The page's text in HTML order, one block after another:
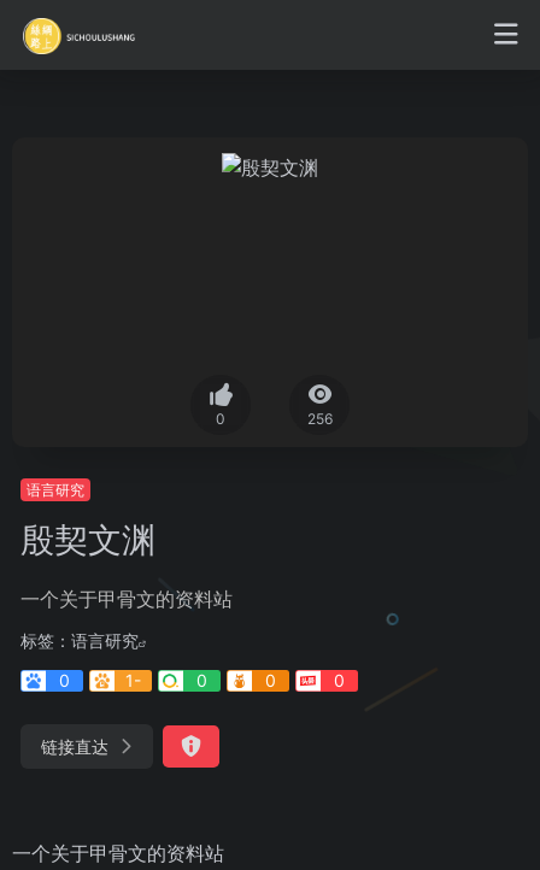
0 256
语言研究
殷契文渊
一个关于甲骨文的资料站
标签： 语言研究
0
1- 0 0 0
链接直达
一个关于甲骨文的资料站